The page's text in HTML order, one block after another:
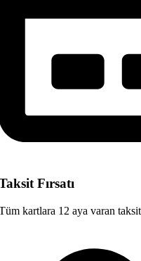
Fırsatı
kartlara 12 aya varan taksit